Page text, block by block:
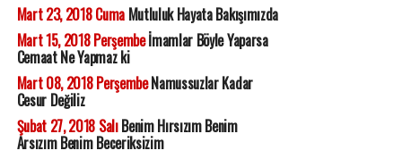
Mart 23, 2018 CumaMutluluk Hayata Bakışımızda
Mart 15, 2018 Perşembeİmamlar Böyle Yaparsa
Cemaat Ne Yapmaz ki
Mart 08, 2018 PerşembeNamussuzlar Kadar
Cesur Değiliz
Şubat 27, 2018 SalıBenim Hırsızım Benim
Arsızım Benim Beceriksizim